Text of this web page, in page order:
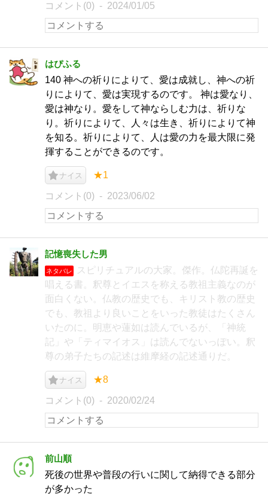
コメント(0) 2024/01/05
はぴふる
140 神への祈りによりて、愛は成就し、神への祈
りによりて、愛は実現するのです。 神は愛なり、
愛は神なり。愛をして神ならしむ力は、祈りな
り。祈りによりて、人々は生き、祈りによりて神
を知る。祈りによりて、人は愛の力を最大限に発
揮することができるのです。
ナイス ★1
コメント(0) 2023/06/02
記憶喪失した男
ネタバレ
スピリチュアルの大家。傑作。仏陀再誕を
唱える書。釈尊とイエスを称える教祖主義なのが
面白くない。仏教の歴史でも、キリスト教の歴史
でも、教祖より良いことをいった教徒はたくさん
いたのに。明恵や蓮如は読んでいるが、「神統
記」や「ティマイオス」は読んでないっぽい。釈
尊の弟子たちの記述は維摩経の記述通りだ。
ナイス ★8
コメント(0) 2020/02/24
前山順
死後の世界や普段の行いに関して納得できる部分
が多かった